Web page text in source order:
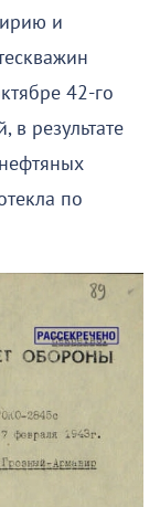
и
42-го
в результате
по